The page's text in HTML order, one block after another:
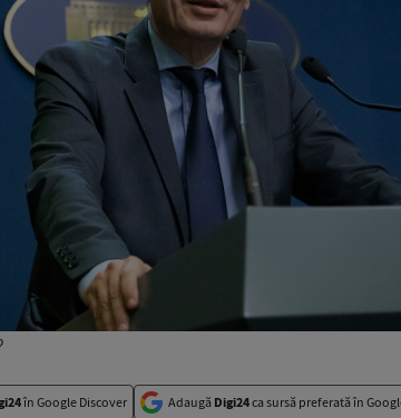
în Google Discover Adaugă Digi24ca sursă preferată în